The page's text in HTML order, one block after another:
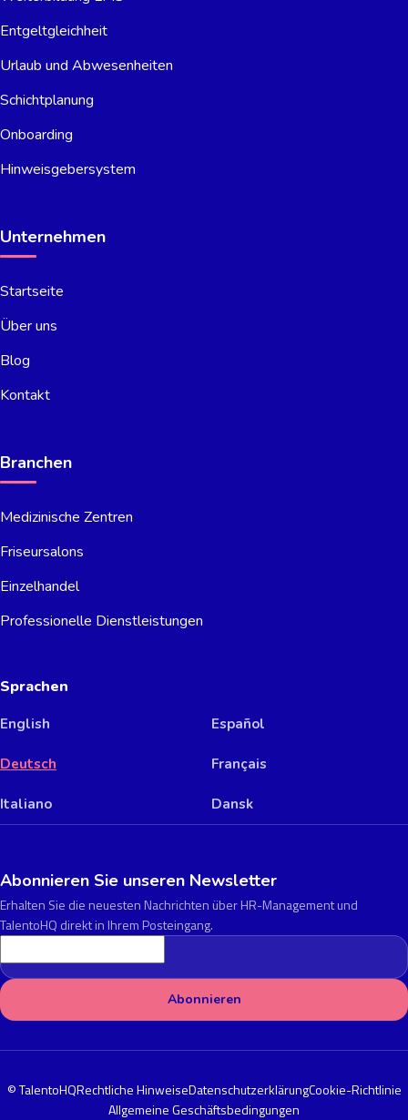
Entgeltgleichheit
Urlaub und Abwesenheiten
Schichtplanung
Onboarding
Hinweisgebersystem
Unternehmen
Startseite
Über uns
Blog
Kontakt
Branchen
Medizinische Zentren
Friseursalons
Einzelhandel
Professionelle Dienstleistungen
Sprachen
English Español
Deutsch Français
Italiano Dansk
Abonnieren Sie unseren Newsletter
Erhalten Sie die neuesten Nachrichten über HR-Management und
TalentoHQ direkt in Ihrem Posteingang.
©TalentoHQRechtliche HinweiseDatenschutzerklärungCookie-Richtlinie
Allgemeine Geschäftsbedingungen